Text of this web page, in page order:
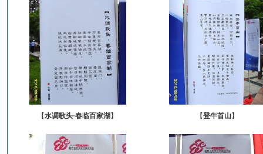
【水调歌头·春临百家湖 】 【登牛首山】